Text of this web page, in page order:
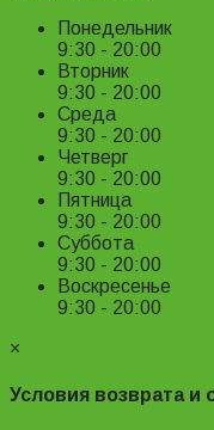
Понедельник
9:30 - 20:00
Вторник
9:30 - 20:00
Среда
9:30 - 20:00
Четверг
9:30 - 20:00
Пятница
9:30 - 20:00
Суббота
9:30 - 20:00
Воскресенье
9:30 - 20:00
×
Условия возврата и